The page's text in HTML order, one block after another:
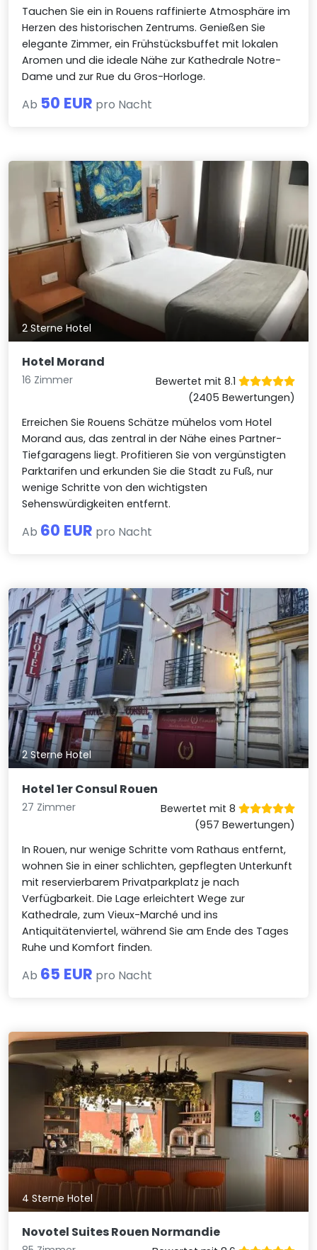
Tauchen Sie ein in Rouens raffinierte Atmosphäre im
Herzen des historischen Zentrums. Genießen Sie
elegante Zimmer, ein Frühstücksbuffet mit lokalen
Aromen und die ideale Nähe zur Kathedrale Notre-
Dame und zur Rue du Gros-Horloge.
Ab 50 EUR pro Nacht
2 Sterne Hotel
Hotel Morand
16 Zimmer
Bewertet mit 8.1
(2405 Bewertungen)
Erreichen Sie Rouens Schätze mühelos vom Hotel
Morand aus, das zentral in der Nähe eines Partner-
Tiefgaragens liegt. Profitieren Sie von vergünstigten
Parktarifen und erkunden Sie die Stadt zu Fuß, nur
wenige Schritte von den wichtigsten
Sehenswürdigkeiten entfernt.
Ab 60 EUR pro Nacht
2 Sterne Hotel
Hotel 1er Consul Rouen
27 Zimmer
Bewertet mit 8
(957 Bewertungen)
In Rouen, nur wenige Schritte vom Rathaus entfernt,
wohnen Sie in einer schlichten, gepflegten Unterkunft
mit reservierbarem Privatparkplatz je nach
Verfügbarkeit. Die Lage erleichtert Wege zur
Kathedrale, zum Vieux-Marché und ins
Antiquitätenviertel, während Sie am Ende des Tages
Ruhe und Komfort finden.
Ab 65 EUR pro Nacht
4 Sterne Hotel
Novotel Suites Rouen Normandie